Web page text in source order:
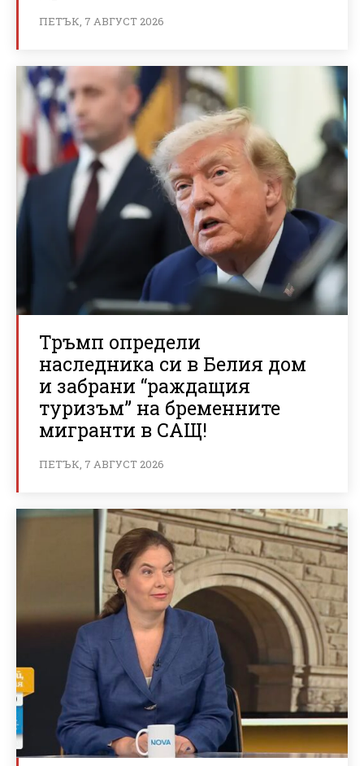
ПЕТЪК, 7 АВГУСТ 2026
Тръмп определи
наследника си в Белия дом
и забрани “раждащия
туризъм” на бременните
мигранти в САЩ!
ПЕТЪК, 7 АВГУСТ 2026